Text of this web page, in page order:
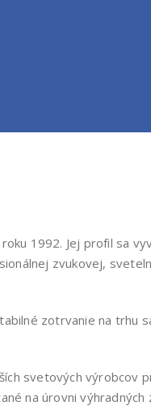
roku 1992. Jej profil sa
zvukovej,
zotrvanie na trhu
svetových výrobcov
na úrovni